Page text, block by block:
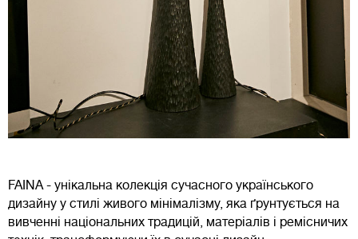
FAINA - унікальна колекція сучасного українського
дизайну у стилі живого мінімалізму, яка ґрунтується на
вивченні національних традицій, матеріалів і ремісничих